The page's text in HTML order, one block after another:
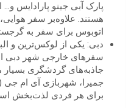
پارک آبی جینو پارادایس
هستند. علاوه‌بر سفر
اتوبوس برای سفر به
دبی: یکی از لوکس‌ترین و
سفرهای خارجی شهر دبی
جاذبه‌های گردشگری
برای هر فردی لذت‌بخش